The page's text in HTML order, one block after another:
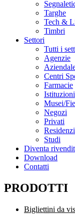
Targhe
Tech &
Timbri
Settori
Tutti i
Agenzie
Centri
Farmacie
Istituzioni
Musei/
Negozi
Privati
Studi
Diventa
Download
Contatti
PRODOTTI
Bigliettini da